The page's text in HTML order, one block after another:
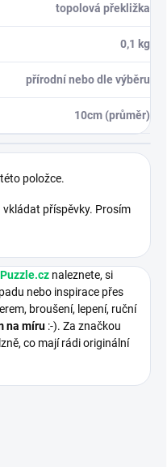
topolová překližka
0,1 kg
přírodní nebo dle výběru
10cm (průměr)
položce.
příspěvky. Prosím
naleznete, si
nebo inspirace přes
broušení, lepení, ruční
na míru :-). Za značkou
co mají rádi originální